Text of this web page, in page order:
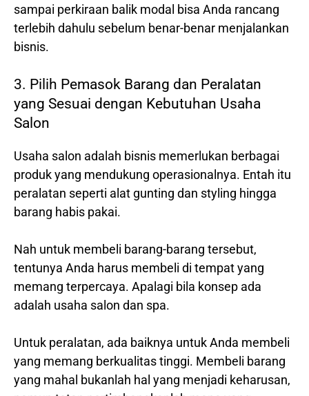
sampai perkiraan balik modal bisa Anda rancang
terlebih dahulu sebelum benar-benar menjalankan
bisnis.
3. Pilih Pemasok Barang dan Peralatan
yang Sesuai dengan Kebutuhan Usaha
Salon
Usaha salon adalah bisnis memerlukan berbagai
produk yang mendukung operasionalnya. Entah itu
peralatan seperti alat gunting dan styling hingga
barang habis pakai.
Nah untuk membeli barang-barang tersebut,
tentunya Anda harus membeli di tempat yang
memang terpercaya. Apalagi bila konsep ada
adalah usaha salon dan spa.
Untuk peralatan, ada baiknya untuk Anda membeli
yang memang berkualitas tinggi. Membeli barang
yang mahal bukanlah hal yang menjadi keharusan,